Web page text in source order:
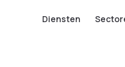
Diensten